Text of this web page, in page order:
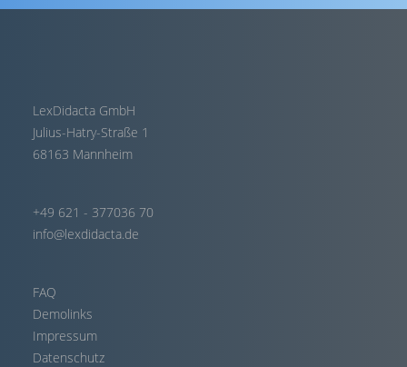
LexDidacta GmbH
Julius-Hatry-Straße 1
68163 Mannheim
+49 621 - 377036 70
info@lexdidacta.de
FAQ
Demolinks
Impressum
Datenschutz